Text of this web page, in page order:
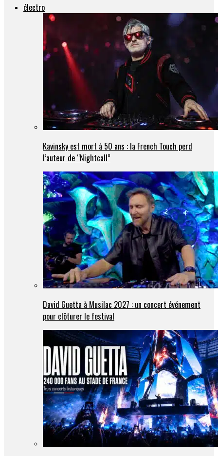
électro
Kavinsky est mort à 50 ans : la French Touch perd
l’auteur de “Nightcall”
David Guetta à Musilac 2027 : un concert événement
pour clôturer le festival